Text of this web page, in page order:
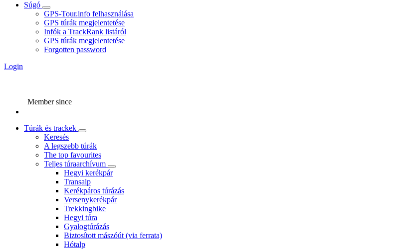
Súgó
GPS-Tour.info felhasználása
GPS túrák megjelentetése
Infók a TrackRank listáról
GPS túrák megjelentetése
Forgotten password
Login
Member since
Túrák és trackek
Keresés
A legszebb túrák
The top favourites
Teljes túraarchívum
Hegyi kerékpár
Transalp
Kerékpáros túrázás
Versenykerékpár
Trekkingbike
Hegyi túra
Gyalogtúrázás
Biztosított mászóút (via ferrata)
Hótalp